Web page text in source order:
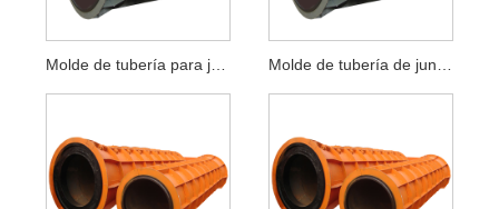
Molde de tubería para junta de zócalo